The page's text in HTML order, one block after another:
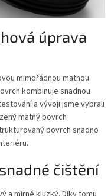
úprava
mimořádnou matnou
kombinuje snadnou
a vývoji jsme vybrali
matný povrch
povrch snadno
čištění